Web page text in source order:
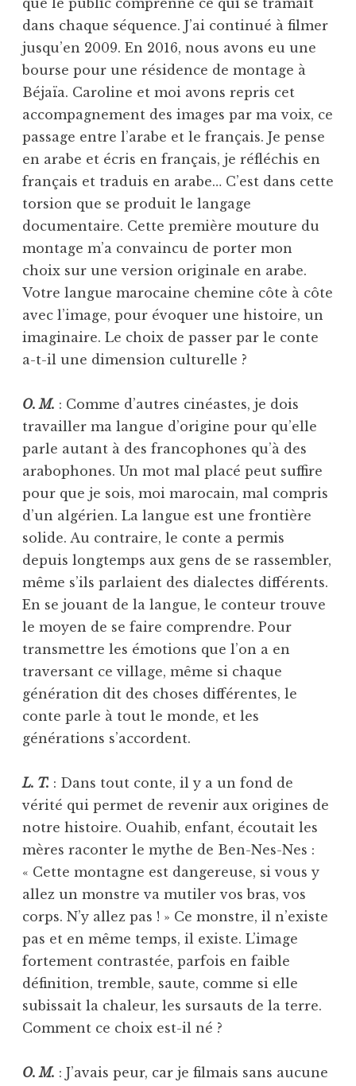
que le public comprenne ce qui se tramait
dans chaque séquence. J’ai continué à filmer
jusqu’en 2009. En 2016, nous avons eu une
bourse pour une résidence de montage à
Béjaïa. Caroline et moi avons repris cet
accompagnement des images par ma voix, ce
passage entre l’arabe et le français. Je pense
en arabe et écris en français, je réfléchis en
français et traduis en arabe… C’est dans cette
torsion que se produit le langage
documentaire. Cette première mouture du
montage m’a convaincu de porter mon
choix sur une version originale en arabe.
Votre langue marocaine chemine côte à côte
avec l’image, pour évoquer une histoire, un
imaginaire. Le choix de passer par le conte
a-t-il une dimension culturelle ?
O. M. : Comme d’autres cinéastes, je dois
travailler ma langue d’origine pour qu’elle
parle autant à des francophones qu’à des
arabophones. Un mot mal placé peut suffire
pour que je sois, moi marocain, mal compris
d’un algérien. La langue est une frontière
solide. Au contraire, le conte a permis
depuis longtemps aux gens de se rassembler,
même s’ils parlaient des dialectes différents.
En se jouant de la langue, le conteur trouve
le moyen de se faire comprendre. Pour
transmettre les émotions que l’on a en
traversant ce village, même si chaque
génération dit des choses différentes, le
conte parle à tout le monde, et les
générations s’accordent.
L. T. : Dans tout conte, il y a un fond de
vérité qui permet de revenir aux origines de
notre histoire. Ouahib, enfant, écoutait les
mères raconter le mythe de Ben-Nes-Nes :
« Cette montagne est dangereuse, si vous y
allez un monstre va mutiler vos bras, vos
corps. N’y allez pas ! » Ce monstre, il n’existe
pas et en même temps, il existe. L’image
fortement contrastée, parfois en faible
définition, tremble, saute, comme si elle
subissait la chaleur, les sursauts de la terre.
Comment ce choix est-il né ?
O. M. : J’avais peur, car je filmais sans aucune